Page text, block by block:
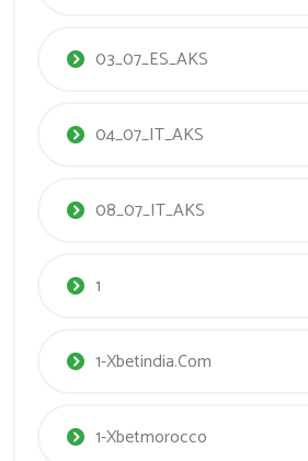
03_07_ES_AKS
04_07_IT_AKS
08_07_IT_AKS
1
1-Xbetindia.com
1-Xbetmorocco